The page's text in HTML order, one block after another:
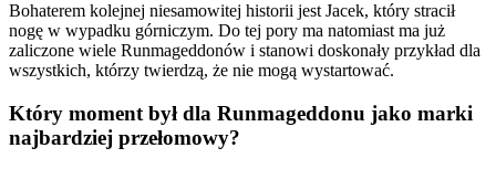
Bohaterem kolejnej niesamowitej historii jest Jacek, który stracił
nogę w wypadku górniczym. Do tej pory ma natomiast ma już
zaliczone wiele Runmageddonów i stanowi doskonały przykład dla
wszystkich, którzy twierdzą, że nie mogą wystartować.
Który moment był dla Runmageddonu jako marki
najbardziej przełomowy?